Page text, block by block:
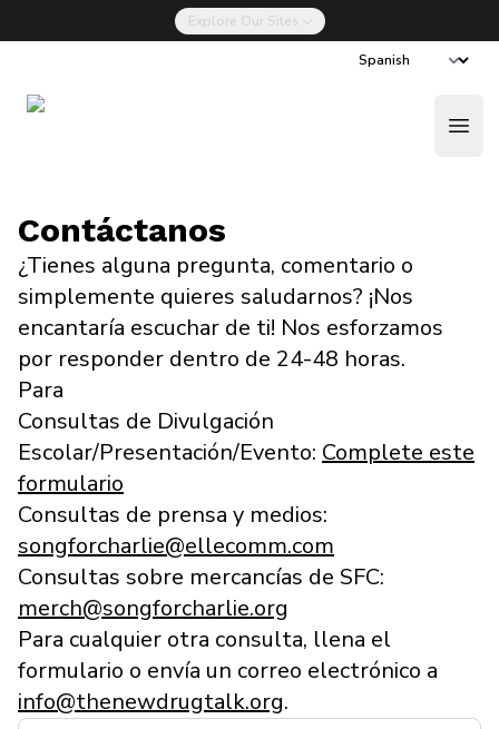
Explore Our Sites
La Nueva Drug Talk
Contáctanos
¿Tienes alguna pregunta, comentario o
simplemente quieres saludarnos? ¡Nos
encantaría escuchar de ti! Nos esforzamos
por responder dentro de 24-48 horas.
Para
Consultas de Divulgación
Escolar/Presentación/Evento: Complete este
formulario
Consultas de prensa y medios:
songforcharlie@ellecomm.com
Consultas sobre mercancías de SFC:
merch@songforcharlie.org
Para cualquier otra consulta, llena el
formulario o envía un correo electrónico a
info@thenewdrugtalk.org.